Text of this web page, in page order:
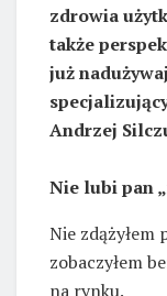
zdrowia
także
już
Andrzej
Nie lubi pan
Nie
zobaczyłem
na rynku.